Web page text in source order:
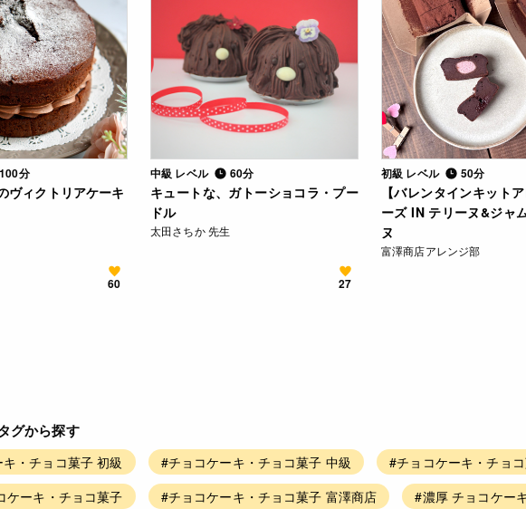
100分
ヴィクトリアケーキ
60
中級 レベル 60分
キュートな、ガトーショコラ・プー
ドル
太田さちか 先生
27
初級 レベル 50分
【バレンタインキット
ーズ IN テリーヌ&ジャ
ヌ
富澤商店アレンジ部
グから探す
・チョコ菓子 初級 #チョコケーキ・チョコ菓子 中級
#チョコケーキ・チョ
ケーキ・チョコ菓子
#チョコケーキ・チョコ菓子 富澤商店
#濃厚 チョコケー